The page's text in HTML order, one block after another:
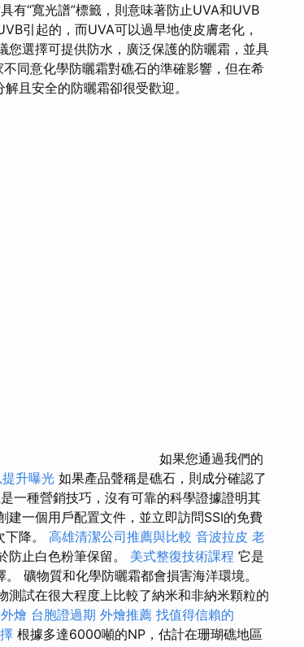
有“寬光譜”標籤，則意味著防止UVA和UVB
引起的，而UVA可以過早地使皮膚老化，
您選擇可提供防水，廣泛保護的防曬霜，並具
不同意化學防曬霜對礁石的準確影響，但在希
且安全的防曬霜卻很受歡迎。
如果您通過我們的
升曝光 如果產品聲稱是礁石，則成分確認了
一種營銷技巧，沒有可靠的科學證據證明其
建一個用戶配置文件，並立即訪問SSI的免費
降。 高雄清潔公司推薦與比較 音波拉皮 老
防止白色粉筆保留。 美式整復技術課程 它是
礦物質和化學防曬霜都會損害海洋環境。
測試在很大程度上比較了納米和非納米顆粒的
燴 台胞證過期 外燴推薦 找值得信賴的
根據多達6000噸的NP，估計在珊瑚礁地區